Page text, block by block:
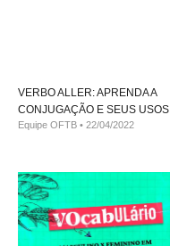
VERBO ALLER: APRENDA A
CONJUGAÇÃO E SEUS USOS
Equipe OFTB 22/04/2022